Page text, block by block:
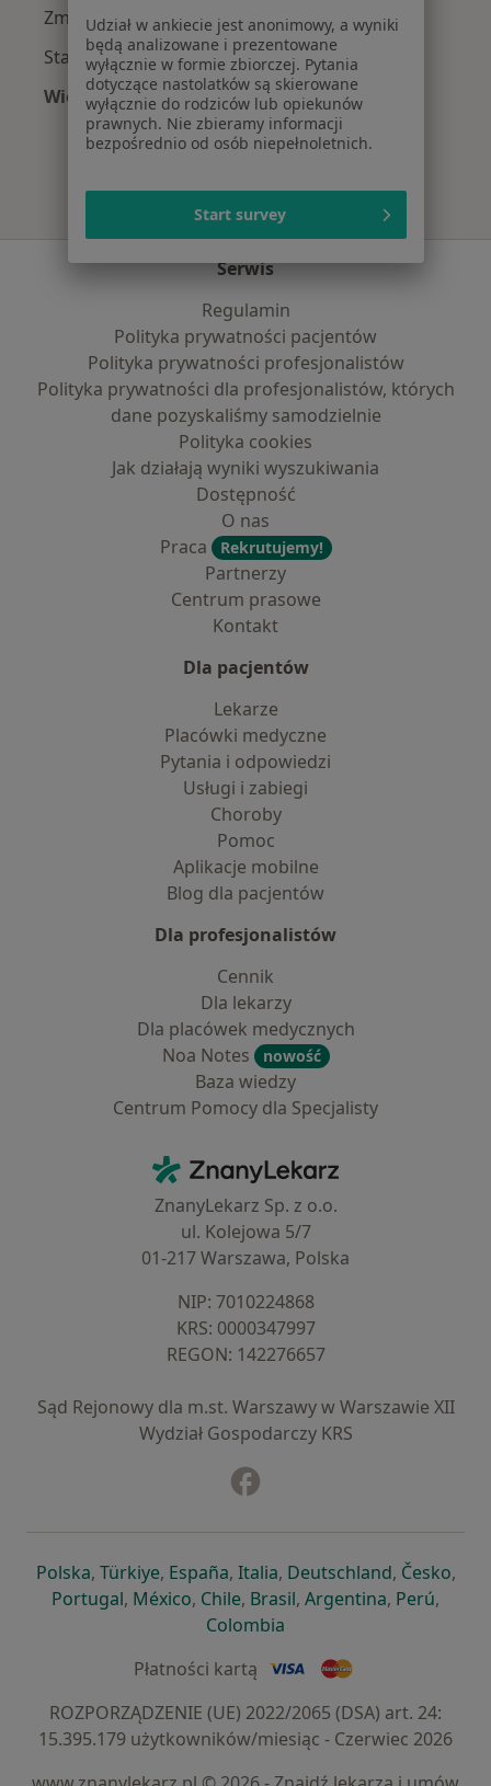
Zmiany skórne w Wrocławiu
Starzenie się skóry w Wrocławiu
Więcej (15)
Więcej w kategorii: Najczęście leczone
Serwis
Regulamin
Polityka prywatności pacjentów
Polityka prywatności profesjonalistów
Polityka prywatności dla profesjonalistów, których
dane pozyskaliśmy samodzielnie
Polityka cookies
Jak działają wyniki wyszukiwania
Dostępność
O nas
Praca
Rekrutujemy!
Partnerzy
Centrum prasowe
Kontakt
Dla pacjentów
Lekarze
Placówki medyczne
Pytania i odpowiedzi
Usługi i zabiegi
Choroby
Pomoc
Aplikacje mobilne
Blog dla pacjentów
Dla profesjonalistów
Cennik
Dla lekarzy
Dla placówek medycznych
Noa Notes
nowość
Baza wiedzy
Centrum Pomocy dla Specjalisty
ZnanyLekarz - Strona główna
ZnanyLekarz Sp. z o.o.
ul. Kolejowa 5/7
01-217 Warszawa, Polska
NIP: ⁠7010224868
KRS: ⁠0000347997
REGON: ⁠142276657
Sąd Rejonowy dla m.st. Warszawy w Warszawie XII
Wydział Gospodarczy KRS
Polskaotwiera się w nowej karcie
, Türkiyeotwiera się w nowej karcie
, Españaotwiera się w nowej karcie
, Italiaotwiera się w nowej
, Deutschlandotwiera się
, Česko,
Portugalotwiera się w nowej karcie
, Méxicootwiera się w nowej karcie
, Chileotwiera się w nowej karcie
, Brasilotwiera się w nowej
, Argentinaotwiera się
, Perú,
Colombia
Płatności kartą
ROZPORZĄDZENIE (UE) 2022/2065 (DSA) art. 24:
15.395.179 użytkowników/miesiąc - Czerwiec 2026
Udział w ankiecie jest anonimowy, a wyniki
będą analizowane i prezentowane
wyłącznie w formie zbiorczej. Pytania
dotyczące nastolatków są skierowane
wyłącznie do rodziców lub opiekunów
prawnych. Nie zbieramy informacji
bezpośrednio od osób niepełnoletnich.
Start survey